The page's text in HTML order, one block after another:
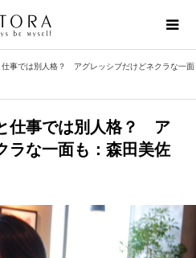
仕事では別人格？ アグレッシブだけどネクラな一面
仕事では別人格？ ア
ラな一面も：森田美佐